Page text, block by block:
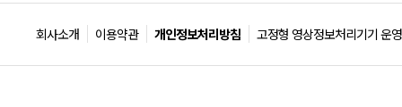
회사소개 이용약관 개인정보처리방침 고정형 영상정보처리기기 운